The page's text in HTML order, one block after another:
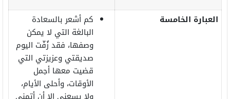
العبارة الخامسة
كم أشعر بالسعادة
البالغة التي لا يمكن
وصفها، فقد زُفّت اليوم
صديقتي وعزيزتي التي
قضيت معها أجمل
الأوقات، وأحلى الأيام،